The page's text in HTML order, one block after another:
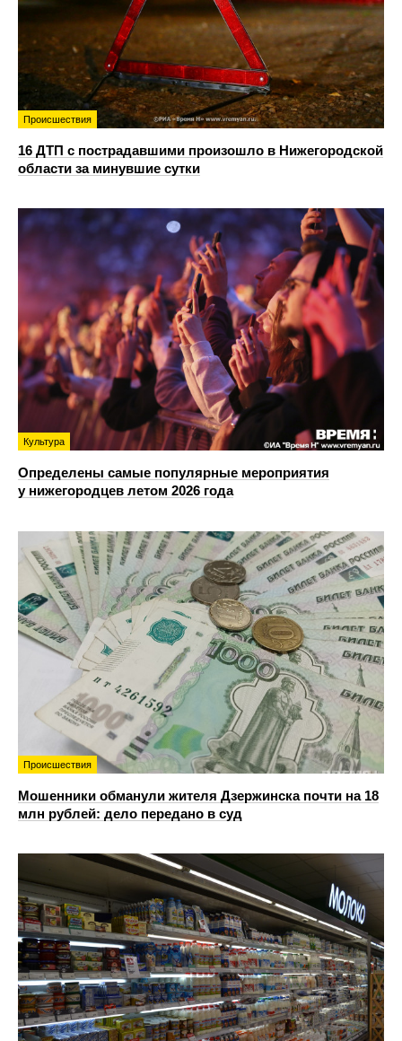
Происшествия
16 ДТП с пострадавшими произошло в Нижегородской
области за минувшие сутки
Культура
Определены самые популярные мероприятия
у нижегородцев летом 2026 года
Происшествия
Мошенники обманули жителя Дзержинска почти на 18
млн рублей: дело передано в суд